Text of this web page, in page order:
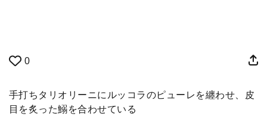
0
手打ちタリオリーニにルッコラのピューレを纏わせ、皮
目を炙った鰯を合わせている